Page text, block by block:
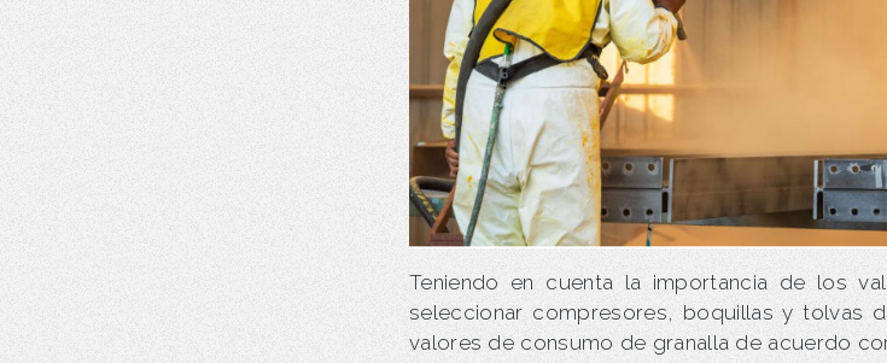
Teniendo en cuenta la importancia de los
seleccionar compresores, boquillas y tolvas
valores de consumo de granalla de acuerdo